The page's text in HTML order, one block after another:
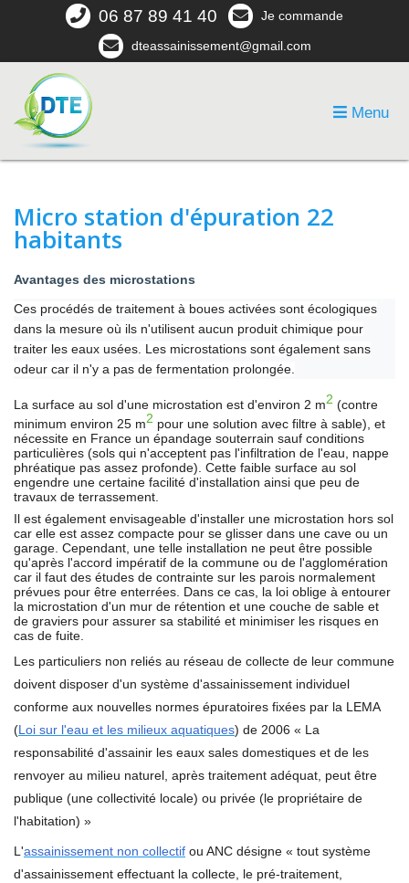
06 87 89 41 40 Je commande
dteassainissement@gmail.com
Menu
Micro station d'épuration 22
habitants
Avantages des microstations
Ces procédés de traitement à boues activées sont écologiques
dans la mesure où ils n'utilisent aucun produit chimique pour
traiter les eaux usées. Les microstations sont également sans
odeur car il n'y a pas de fermentation prolongée.
La surface au sol d'une microstation est d'environ 2 m2 (contre
minimum environ 25 m2 pour une solution avec filtre à sable), et
nécessite en France un épandage souterrain sauf conditions
particulières (sols qui n'acceptent pas l'infiltration de l'eau, nappe
phréatique pas assez profonde). Cette faible surface au sol
engendre une certaine facilité d'installation ainsi que peu de
travaux de terrassement.
Il est également envisageable d'installer une microstation hors sol
car elle est assez compacte pour se glisser dans une cave ou un
garage. Cependant, une telle installation ne peut être possible
qu'après l'accord impératif de la commune ou de l'agglomération
car il faut des études de contrainte sur les parois normalement
prévues pour être enterrées. Dans ce cas, la loi oblige à entourer
la microstation d'un mur de rétention et une couche de sable et
de graviers pour assurer sa stabilité et minimiser les risques en
cas de fuite.
Les particuliers non reliés au réseau de collecte de leur commune
doivent disposer d'un système d'assainissement individuel
conforme aux nouvelles normes épuratoires fixées par la LEMA
(Loi sur l'eau et les milieux aquatiques) de 2006 « La
responsabilité d'assainir les eaux sales domestiques et de les
renvoyer au milieu naturel, après traitement adéquat, peut être
publique (une collectivité locale) ou privée (le propriétaire de
l'habitation) »
L'assainissement non collectif ou ANC désigne « tout système
d'assainissement effectuant la collecte, le pré-traitement,